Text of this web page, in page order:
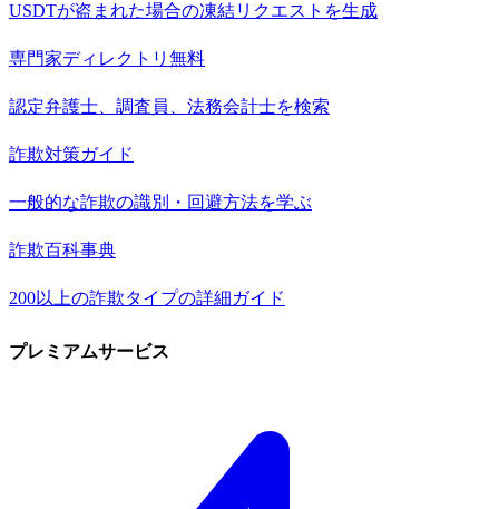
USDTが盗まれた場合の凍結リクエストを生成
専門家ディレクトリ 無料
認定弁護士、調査員、法務会計士を検索
詐欺対策ガイド
一般的な詐欺の識別・回避方法を学ぶ
詐欺百科事典
200以上の詐欺タイプの詳細ガイド
プレミアムサービス